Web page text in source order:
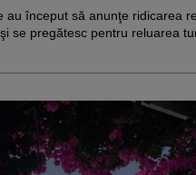
au început să anunţe ridicarea
se pregătesc pentru reluarea